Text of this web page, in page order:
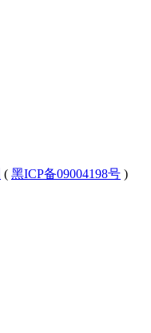
( 黑ICP备09004198号 )